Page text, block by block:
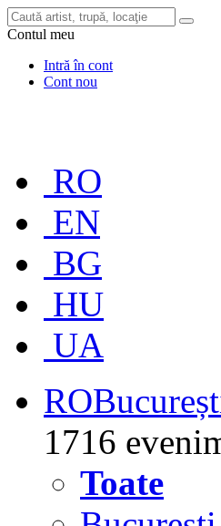
Contul meu
Intră în cont
Cont nou
RO
EN
BG
HU
UA
RO
1716
Toate